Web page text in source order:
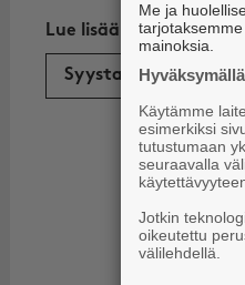
Syystapahtuma
Me ja
mainoksia.
Käytämme
esimerkiksi
tutustumaan
seuraavalla
Jotkin
oikeutettu
välilehdellä.